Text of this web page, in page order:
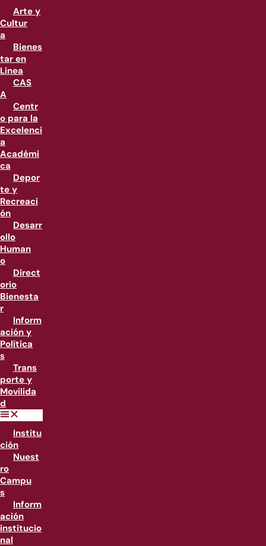
Arte y
Cultur
a
Bienes
tar en
Linea
CAS
A
Centr
o para la
Excelenci
a
Académi
ca
Depor
te y
Recreaci
ón
Desarr
ollo
Human
o
Direct
orio
Bienesta
r
Inform
ación y
Política
s
Trans
porte y
Movilida
d
Institu
ción
Nuest
ro
Campu
s
Inform
ación
institucio
nal